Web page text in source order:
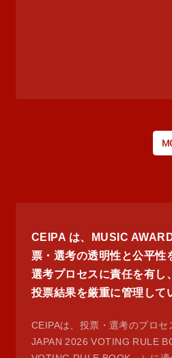
CEIPA は、MUSIC
票・選考の透明性と公平性
選考プロセスに責任を有し
投票結果を厳重に管理して
CEIPAは、投票・選考のプロセ
JAPAN 2026 VOTING RULE